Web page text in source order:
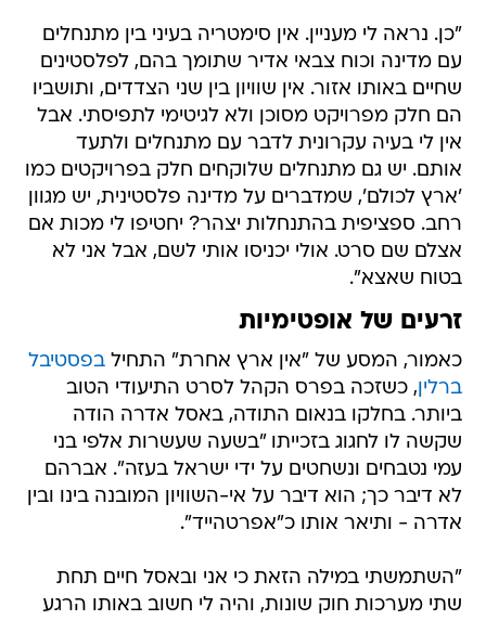
"כן. נראה לי מעניין. אין סימטריה בעיני בין מתנחלים
עם מדינה וכוח צבאי אדיר שתומך בהם, לפלסטינים
שחיים באותו אזור. אין שוויון בין שני הצדדים, ותושביו
הם חלק מפרויקט מסוכן ולא לגיטימי לתפיסתי. אבל
אין לי בעיה עקרונית לדבר עם מתנחלים ולתעד
אותם. יש גם מתנחלים שלוקחים חלק בפרויקטים כמו
'ארץ לכולם', שמדברים על מדינה פלסטינית, יש מגוון
רחב. ספציפית בהתנחלות יצהר? יחטיפו לי מכות אם
אצלם שם סרט. אולי יכניסו אותי לשם, אבל אני לא
בטוח שאצא".
זרעים של אופטימיות
כאמור, המסע של "אין ארץ אחרת" התחילבפסטיבל
ברלין, כשזכה בפרס הקהל לסרט התיעודי הטוב
ביותר. בחלקו בנאום התודה, באסל אדרה הודה
שקשה לו לחגוג בזכייתו "בשעה שעשרות אלפי בני
עמי נטבחים ונשחטים על ידי ישראל בעזה". אברהם
לא דיבר כך; הוא דיבר על אי-השוויון המובנה בינו ובין
אדרה - ותיאר אותו כ"אפרטהייד".
"השתמשתי במילה הזאת כי אני ובאסל חיים תחת
שתי מערכות חוק שונות, והיה לי חשוב באותו הרגע